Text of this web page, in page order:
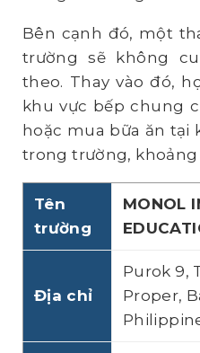
Bên cạnh đó, một
trường sẽ không
theo. Thay vào đó,
khu vực bếp chung
hoặc mua bữa ăn tại
trong trường, khoảng
Tên
trường
MONOL
Địa chỉ
Purok 9,
Proper,